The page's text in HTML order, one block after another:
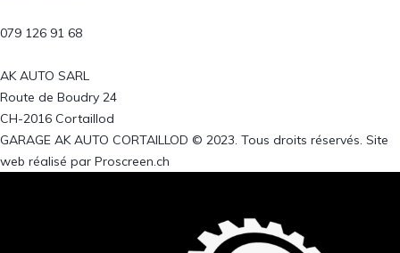
079 126 91 68
AK AUTO SARL
Route de Boudry 24
CH-2016 Cortaillod
GARAGE AK AUTO CORTAILLOD © 2023. Tous droits réservés. Site
web réalisé par Proscreen.ch